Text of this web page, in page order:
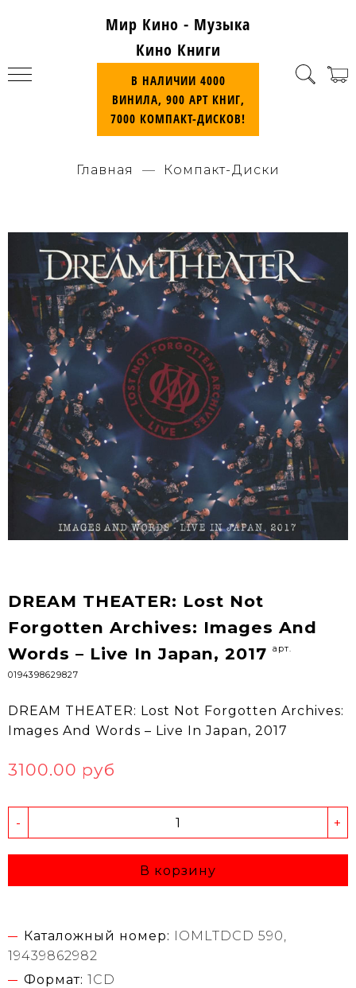
Мир Кино - Музыка
Кино Книги
В НАЛИЧИИ 4000
ВИНИЛА, 900 АРТ КНИГ,
7000 КОМПАКТ-ДИСКОВ!
Главная Компакт-Диски
DREAM THEATER: Lost Not
Forgotten Archives: Images And
Words – Live In Japan, 2017
арт.
0194398629827
DREAM THEATER: Lost Not Forgotten Archives:
Images And Words – Live In Japan, 2017
3100.00 руб
- +
В корзину
Каталожный номер: IOMLTDCD 590,
19439862982
Формат: 1CD